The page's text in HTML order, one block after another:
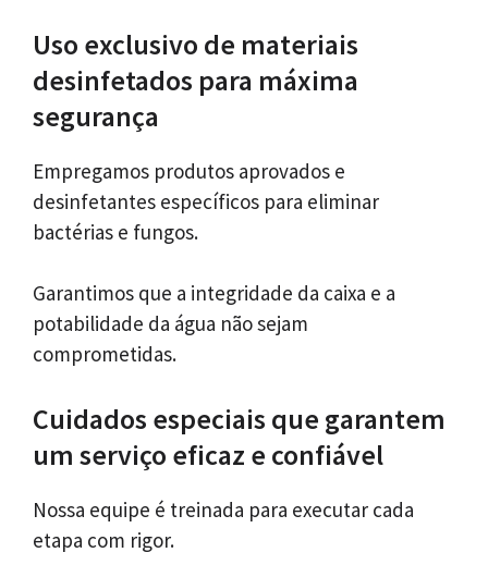
Uso exclusivo de materiais
desinfetados para máxima
segurança
Empregamos produtos aprovados e
desinfetantes específicos para eliminar
bactérias e fungos.
Garantimos que a integridade da caixa e a
potabilidade da água não sejam
comprometidas.
Cuidados especiais que garantem
um serviço eficaz e confiável
Nossa equipe é treinada para executar cada
etapa com rigor.